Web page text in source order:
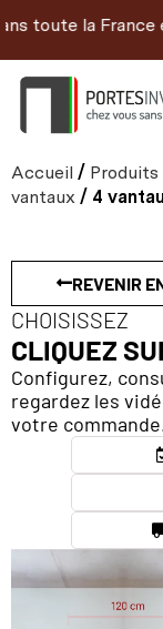
la France et en
Accueil / Produits
vantaux / 4
REVENIR
CHOISISSEZ
CLIQUEZ
Configurez,
regardez les
votre